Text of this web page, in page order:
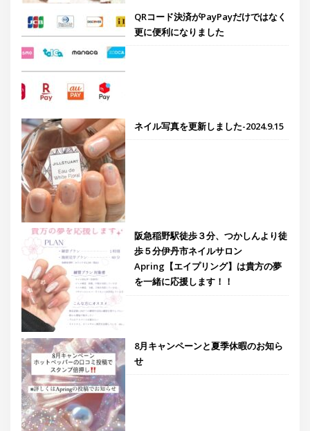
QRコード決済がPayPayだけではなく
更に便利になりました
ネイル写真を更新しました-2024.9.15
阪急稲野駅徒歩３分、つかしんより徒
歩５分伊丹市ネイルサロン
Apring【エイプリング】は貴方の夢
を一緒に応援します！！
8月キャンペーンと夏季休暇のお知ら
せ